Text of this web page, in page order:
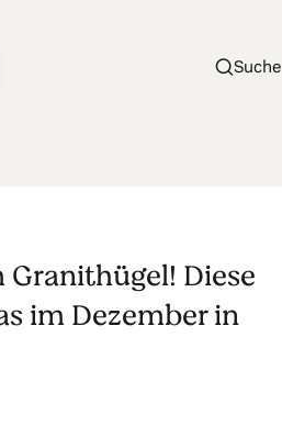
Suche
Diese
im Dezember in